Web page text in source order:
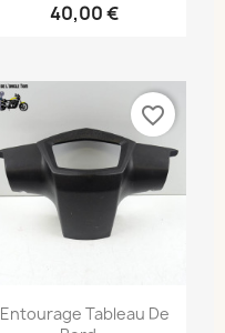
40,00 €
Entourage Tableau De
favorite_border